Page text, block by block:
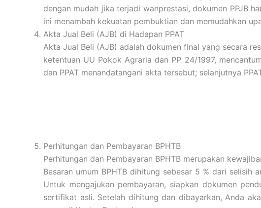
dengan mudah jika terjadi wanprestasi, dokumen PPJB
ini menambah kekuatan pembuktian dan memudahkan
Akta Jual Beli (AJB) di Hadapan PPAT
Akta Jual Beli (AJB) adalah dokumen final yang secara
ketentuan UU Pokok Agraria dan PP 24/1997,
dan PPAT menandatangani akta tersebut; selanjutnya
Perhitungan dan Pembayaran BPHTB
Perhitungan dan Pembayaran BPHTB merupakan
Besaran umum BPHTB dihitung sebesar 5 % dari selisih
Untuk mengajukan pembayaran, siapkan dokumen
sertifikat asli. Setelah dihitung dan dibayarkan, Anda